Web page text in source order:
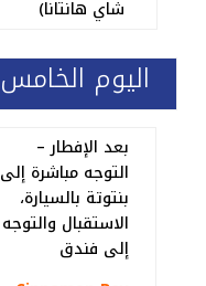
اليوم الخامس
بعد الإفطار –
التوجه مباشرة إلى
بنتوتة بالسيارة،
الاستقبال والتوجه
إلى فندق